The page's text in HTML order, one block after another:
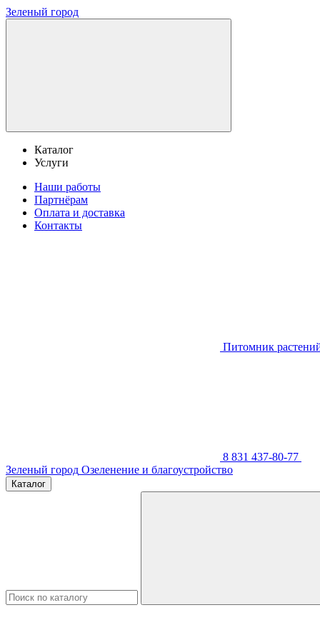
Зеленый город
Каталог
Услуги
Наши работы
Партнёрам
Оплата и доставка
Контакты
Питомник
8 831 437-80-77
Зеленый город Озеленение и благоустройство
Каталог